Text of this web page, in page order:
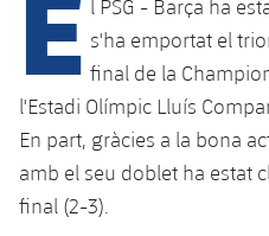
plusicon
més
Instal·lacions
Spotify Camp Nou
SUB13
SUB12
SUB11 A
SUB11 B
SUB13 B
SUB12 C
SUB11 C
Entrades
Gameday Shows
Resultats
Base
Barça Atlètic
Junior
Cadet A
Campus Estiu
PLUSICON
MÉS
Primer Equip
plusicon
més
Actualitat
Barça Atlètic
plusicon
més
l PSG - Barça ha
s'ha emportat el
final de la
l'Estadi Olímpic Lluís
En part, gràcies a la bona
amb el seu doblet ha estat
final (2-3).